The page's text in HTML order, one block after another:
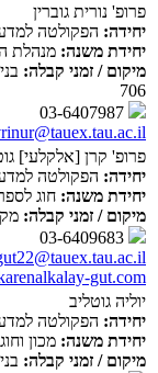
פרופ' נורית גוברין
יחידה: הפקולטה
יחידת משנה: מנהלת
מיקום / זמני קבלה:
706
פרופ' קרן [אלקלעי]
יחידה: הפקולטה
יחידת משנה: חוג
מיקום / זמני קבלה:
gut.com
יוליה גוטליב
יחידה: הפקולטה
יחידת משנה: מכון
מיקום / זמני קבלה: